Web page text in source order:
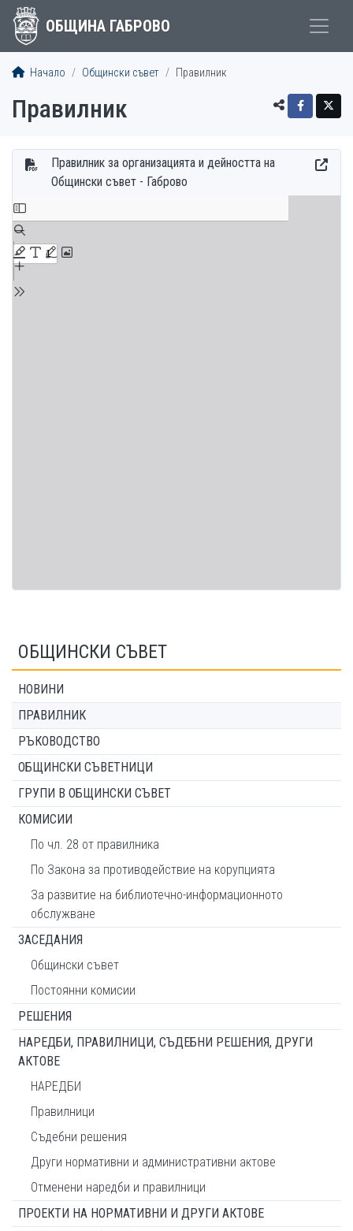
ОБЩИНА ГАБРОВО
Начало Общински съвет Правилник
Правилник
Правилник за организацията и дейността на
Общински съвет - Габрово
ОБЩИНСКИ СЪВЕТ
НОВИНИ
ПРАВИЛНИК
РЪКОВОДСТВО
ОБЩИНСКИ СЪВЕТНИЦИ
ГРУПИ В ОБЩИНСКИ СЪВЕТ
КОМИСИИ
По чл. 28 от правилника
По Закона за противодействие на корупцията
За развитие на библиотечно-информационното
обслужване
ЗАСЕДАНИЯ
Общински съвет
Постоянни комисии
РЕШЕНИЯ
НАРЕДБИ, ПРАВИЛНИЦИ, СЪДЕБНИ РЕШЕНИЯ, ДРУГИ
АКТОВЕ
НАРЕДБИ
Правилници
Съдебни решения
Други нормативни и административни актове
Отменени наредби и правилници
ПРОЕКТИ НА НОРМАТИВНИ И ДРУГИ АКТОВЕ